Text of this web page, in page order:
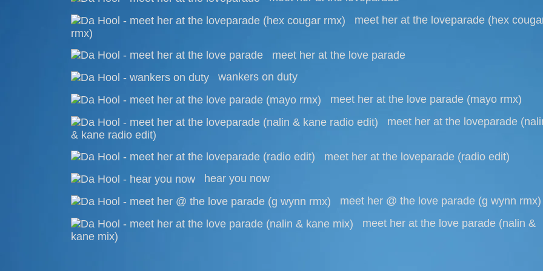
meet her at the loveparade (hex
rmx)
meet her at the love parade
wankers on duty
meet her at the love parade (mayo rmx)
meet her at the loveparade
& kane radio edit)
meet her at the loveparade (radio edit)
hear you now
meet her @ the love parade (g wynn rmx)
meet her at the love parade (nalin &
kane mix)